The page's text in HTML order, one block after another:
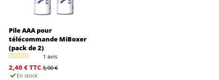
Pile AAA pour
télécommande MiBoxer
(pack de 2)
1 avis
2,40 €TTC 3,00 €
En stock